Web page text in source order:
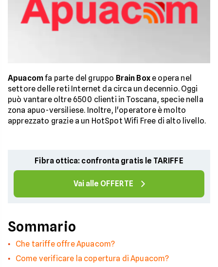
Apuacomfa parte del gruppo Brain Boxe opera nel
settore delle reti Internet da circa un decennio. Oggi
può vantare oltre 6500 clienti in Toscana, specie nella
zona apuo-versiliese. Inoltre, l'operatore è molto
apprezzato grazie a un HotSpot Wifi Free di alto livello.
Fibra ottica: confronta gratis le TARIFFE
Vai alle OFFERTE
Sommario
Che tariffe offre Apuacom?
Come verificare la copertura di Apuacom?